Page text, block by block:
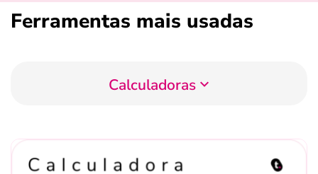
Ferramentas mais usadas
Calculadoras